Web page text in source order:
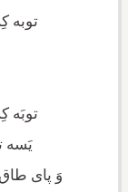
توبه
توبَه
یَسه
وَ پای